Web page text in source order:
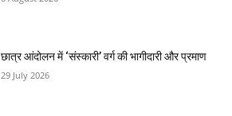
छात्र आंदोलन में ‘संस्कारी’ वर्ग की भागीदारी और प्रमाण
29 July 2026